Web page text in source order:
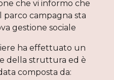
che vi informo che
campagna sta
gestione sociale
ha effettuato un
della struttura ed è
composta da: